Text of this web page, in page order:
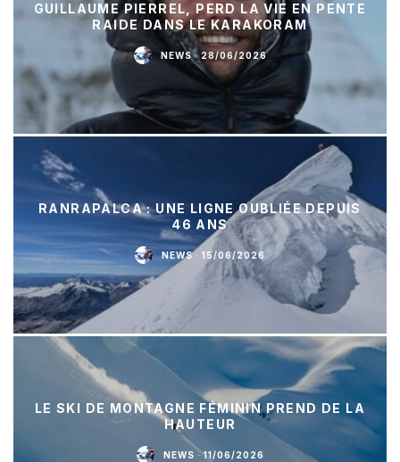
GUILLAUME PIERREL, PERD LA VIE EN PENTE
RAIDE DANS LE KARAKORAM
NEWS · 28/06/2026
RANRAPALCA : UNE LIGNE OUBLIÉE DEPUIS
46 ANS
NEWS · 15/06/2026
LE SKI DE MONTAGNE FÉMININ PREND DE LA
HAUTEUR
NEWS · 11/06/2026